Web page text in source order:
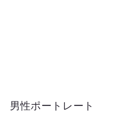
男性ポートレート